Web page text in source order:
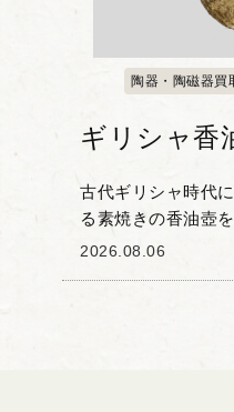
陶器・陶磁器買
ギリシャ香
古代ギリシャ時代
る素焼きの香油壺
た。 下部が丸みを
2026.08.06